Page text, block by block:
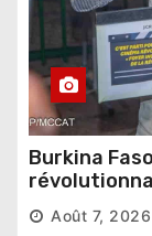
Burkina
Thomas
Août 7, 2026